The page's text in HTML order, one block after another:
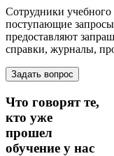
Сотрудники учебного
поступающие
предоставляют
справки, журналы,
Задать вопрос
Что говорят те,
кто уже
прошел
обучение у нас